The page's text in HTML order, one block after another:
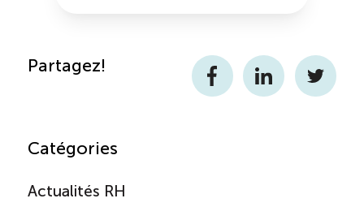
Partagez!
FacebookLinkedInTwitter
Catégories
Actualités RH